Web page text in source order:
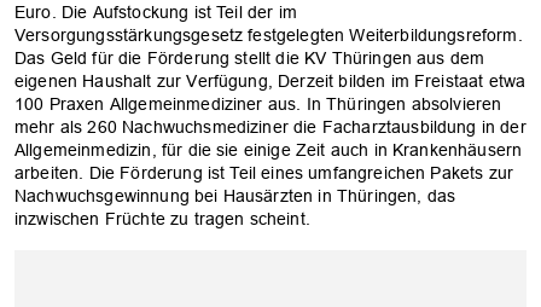
Euro. Die Aufstockung ist Teil der im
Versorgungsstärkungsgesetz festgelegten Weiterbildungsreform.
Das Geld für die Förderung stellt die KV Thüringen aus dem
eigenen Haushalt zur Verfügung, Derzeit bilden im Freistaat etwa
100 Praxen Allgemeinmediziner aus. In Thüringen absolvieren
mehr als 260 Nachwuchsmediziner die Facharztausbildung in der
Allgemeinmedizin, für die sie einige Zeit auch in Krankenhäusern
arbeiten. Die Förderung ist Teil eines umfangreichen Pakets zur
Nachwuchsgewinnung bei Hausärzten in Thüringen, das
inzwischen Früchte zu tragen scheint.